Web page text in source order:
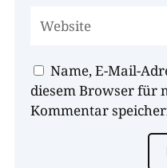
Name, E-Mail-
diesem Browser für
Kommentar